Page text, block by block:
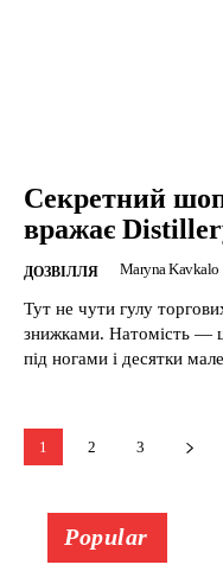
Секретний
вражає
ДОЗВІЛЛЯ Maryna Kavkalo
Тут не чути гулу
знижками. Натомість —
під ногами і десятки
1 2 3
Popular